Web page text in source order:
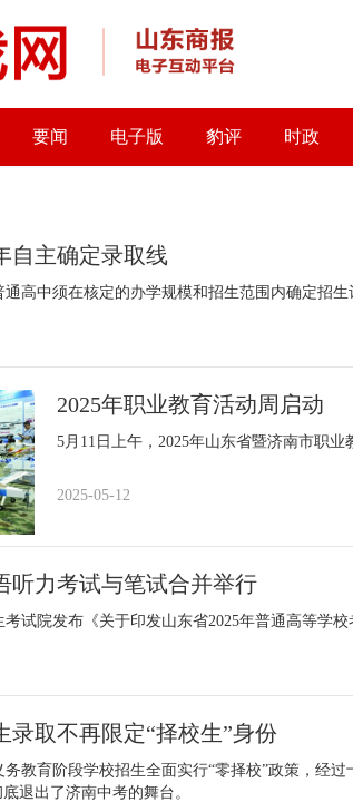
要闻 电子版 豹评 时政
自主确定录取线
高中须在核定的办学规模和招生范围内确定招生
2025年职业教育活动周启动
5月11日上午，2025年山东省暨济南市职业
2025-05-12
听力考试与笔试合并举行
试院发布《关于印发山东省2025年普通高等学
录取不再限定“择校生”身份
务教育阶段学校招生全面实行“零择校”政策，经
退出了济南中考的舞台。